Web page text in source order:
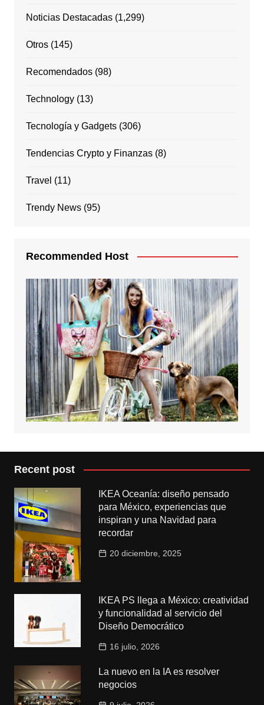
Noticias Destacadas(1,299)
Otros(145)
Recomendados(98)
Technology(13)
Tecnología y Gadgets(306)
Tendencias Crypto y Finanzas(8)
Travel (11)
Trendy News(95)
Recommended Host
Recent post
IKEA Oceanía: diseño pensado
para México, experiencias que
inspiran y una Navidad para
recordar
20 diciembre, 2025
IKEA PS llega a México: creatividad
y funcionalidad al servicio del
Diseño Democrático
16 julio, 2026
La nuevo en la IA es resolver
negocios